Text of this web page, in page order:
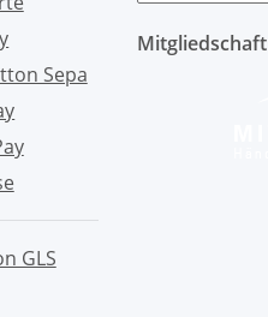
Mitgliedschaft